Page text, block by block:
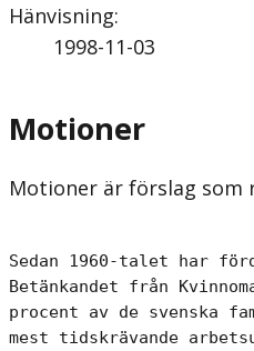
Hänvisning:
1998-11-03
Motioner
Motioner är förslag som
Sedan 1960-talet har
Betänkandet från
procent av de svenska
mest tidskrävande